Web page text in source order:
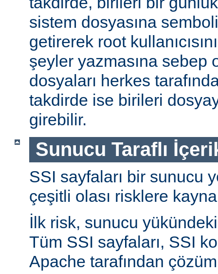
sistem dosyasına
getirerek root
şeyler yazmasına sebep
dosyaları herkes
takdirde ise birileri
girebilir.
Sunucu Taraflı
SSI sayfaları bir sunucu
çeşitli olası risklere
İlk risk, sunucu yükündeki
Tüm SSI sayfaları, SSI
Apache tarafından